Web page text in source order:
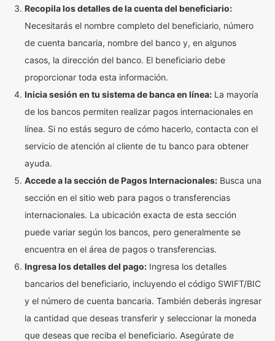
Recopila los detalles de la cuenta del beneficiario:
Necesitarás el nombre completo del beneficiario, número
de cuenta bancaria, nombre del banco y, en algunos
casos, la dirección del banco. El beneficiario debe
proporcionar toda esta información.
Inicia sesión en tu sistema de banca en línea: La mayoría
de los bancos permiten realizar pagos internacionales en
línea. Si no estás seguro de cómo hacerlo, contacta con el
servicio de atención al cliente de tu banco para obtener
ayuda.
Accede a la sección de Pagos Internacionales: Busca una
sección en el sitio web para pagos o transferencias
internacionales. La ubicación exacta de esta sección
puede variar según los bancos, pero generalmente se
encuentra en el área de pagos o transferencias.
Ingresa los detalles del pago: Ingresa los detalles
bancarios del beneficiario, incluyendo el código SWIFT/BIC
y el número de cuenta bancaria. También deberás ingresar
la cantidad que deseas transferir y seleccionar la moneda
que deseas que reciba el beneficiario. Asegúrate de